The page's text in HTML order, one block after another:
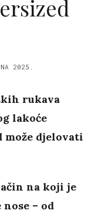
2025.
rukava
lakoće
može djelovati
na koji je
– od